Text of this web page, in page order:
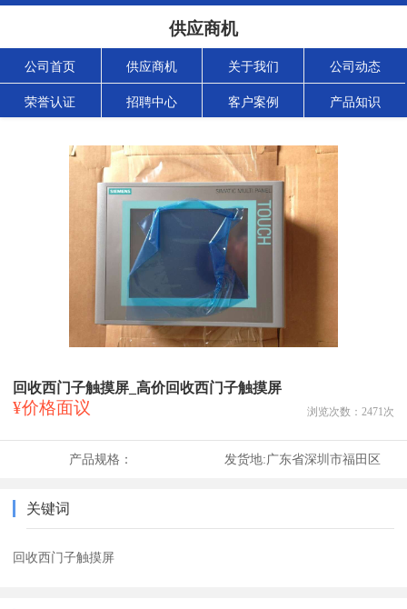
供应商机
公司首页 供应商机 关于我们 公司动态
荣誉认证 招聘中心 客户案例 产品知识
回收西门子触摸屏_高价回收西门子触摸屏
¥价格面议 浏览次数： 2471次
产品规格： 发货地:广东省深圳市福田区
关键词
回收西门子触摸屏